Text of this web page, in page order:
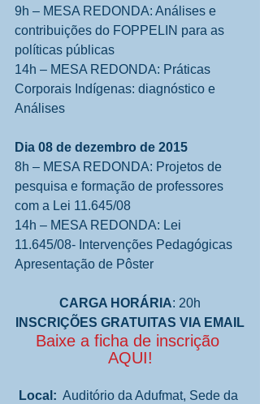
9h – MESA REDONDA: Análises e
contribuições do FOPPELIN para as
políticas públicas
14h – MESA REDONDA: Práticas
Corporais Indígenas: diagnóstico e
Análises
Dia 08 de dezembro de 2015
8h – MESA REDONDA: Projetos de
pesquisa e formação de professores
com a Lei 11.645/08
14h – MESA REDONDA: Lei
11.645/08- Intervenções Pedagógicas
Apresentação de Pôster
CARGA HORÁRIA: 20h
INSCRIÇÕES GRATUITAS VIA EMAIL
Baixe a ficha de inscrição
AQUI!
Local:
  Auditório da Adufmat, Sede da